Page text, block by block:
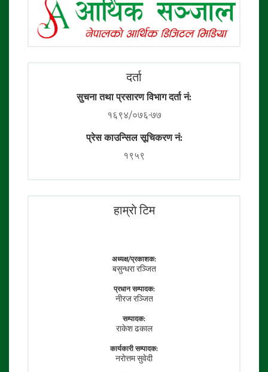
दर्ता
सुचना तथा प्रसारण विभाग दर्ता नं:
१६९४/०७६-७७
प्रेस काउन्सिल सूचिकरण नं:
१९५९
हाम्राे टिम
अध्यक्ष/प्रकाशक:
बसुन्धरा रञ्जित
प्रधान सम्पादक:
नीरज रञ्जित
सम्पादक:
राकेश ढकाल
कार्यकारी सम्पादक:
नराेत्तम सुवेदी